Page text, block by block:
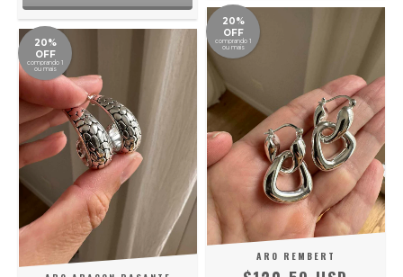
20%
OFF
comprando 1
ou mais
20%
OFF
comprando 1
ou mais
ARO REMBERT